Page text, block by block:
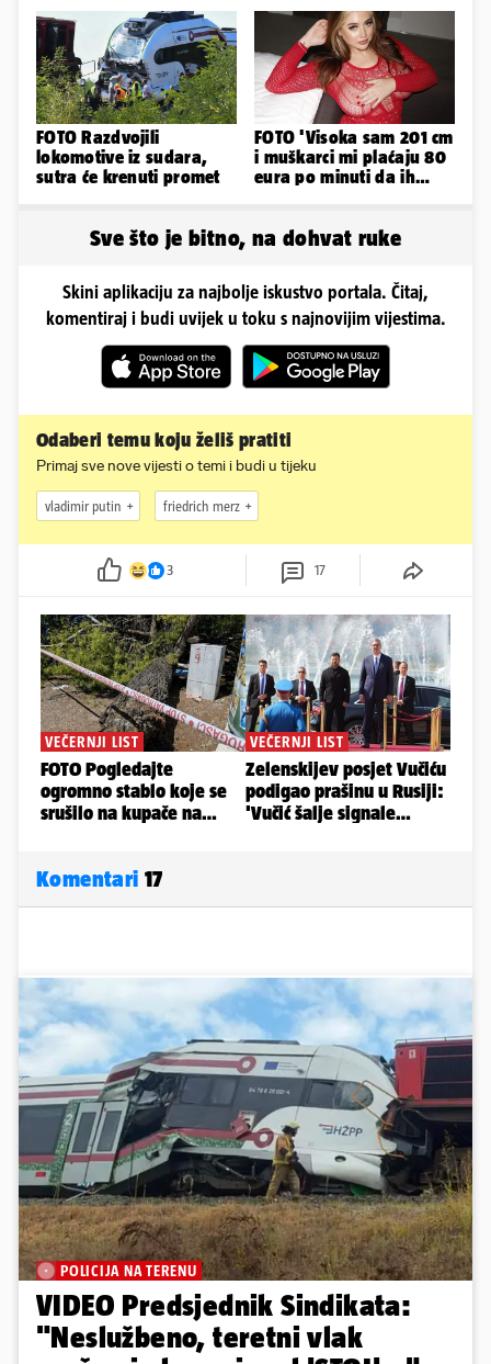
satu...
FOTO Razdvojili
lokomotive iz sudara,
sutra će krenuti promet
FOTO 'Visoka sam 201 cm
i muškarci mi plaćaju 80
eura po minuti da ih
Sve što je bitno, na dohvat ruke
Skini aplikaciju za najbolje iskustvo portala. Čitaj,
komentiraj i budi uvijek u toku s najnovijim vijestima.
Odaberi temu koju želiš pratiti
Primaj sve nove vijesti o temi i budi u tijeku
vladimir putin friedrich merz
3 17
Komentari 17
POLICIJA NA TERENU
VIDEO Predsjednik Sindikata:
"Neslužbeno, teretni vlak